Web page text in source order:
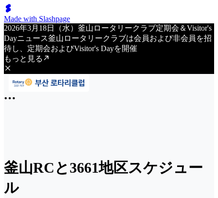
Made with Slashpage
2026年3月18日（水）釜山ロータリークラブ定期会＆Visitor's
Dayニュース釜山ロータリークラブは会員および非会員を招
待し、定期会およびVisitor's Dayを開催
もっと見る
釜山RCと3661地区スケジュー
ル